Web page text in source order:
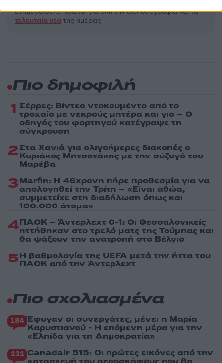
ενημερωθείτε πρώτοι για όλη την ειδησεογραφία και τα
τελευταία νέα της ημέρας
Πιο δημοφιλή
1 Σέρρες: Βίντεο ντοκουμέντο από το
τροχαίο με νεκρούς μητέρα και γιο – Ο
οδηγός του φορτηγού κατέγραψε τη
σύγκρουση
2Στα Χανιά για ολιγοήμερες διακοπές ο
Κυριάκος Μητσοτάκης με την σύζυγό του
Μαρέβα
3Marfin: Η 46χρονη πήρε προθεσμία για να
απολογηθεί την Τρίτη – «Είναι αθώα,
συμμετείχε στη διαδήλωση όπως και
100.000 άτομα»
4ΠΑΟΚ – Άντερλεχτ 0-1: Οι Θεσσαλονικείς
ηττήθηκαν στο τρελό ματς της Τούμπας και
θα ψάξουν την ανατροπή στο Βέλγιο
5Η βαθμολογία της UEFA μετά την ήττα του
ΠΑΟΚ από την Άντερλεχτ
Πιο σχολιασμένα
184 Έφυγαν οι συνεργάτες, μένει η Μαρία
Καρυστιανού - Η επόμενη μέρα για την
«Ελπίδα για τη Δημοκρατία»
131 Canadair 515: Οι πρώτες εικόνες από την